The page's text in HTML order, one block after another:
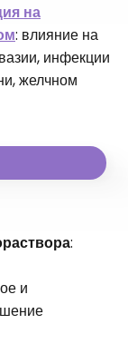
на
: влияние на
инфекции
желчном
:
и